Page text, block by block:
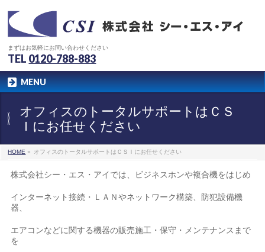
まずはお気軽にお問い合わせください
TEL 0120-788-883
MENU
オフィスのトータルサポートはＣＳ
Ｉにお任せください
HOME » オフィスのトータルサポートはＣＳＩにお任せください
株式会社シー・エス・アイでは、ビジネスホンや複合機をはじめ
インターネット接続・ＬＡＮやネットワーク構築、防犯設備機
器、
エアコンなどに関する機器の販売施工・保守・メンテナンスまで
を